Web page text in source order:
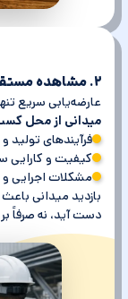
۲. مشاهده مستقیم و بازدید میدانی
عارضه‌یابی سریع
میدانی از محل
فرآیندهای
کیفیت و کارایی
مشکلات اجرایی و
بازدید میدانی
دست آید، نه صرفاً